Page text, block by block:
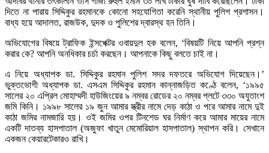
দিতে না পারায় সিদ্দিকুর রহমানকে কোনো সহযোগিতা করেনি স্থানীয় পুলিশ প্রশাসন।
বাধ্য হয়ে আদালত, রাজউক, দুদক ও পুলিশের দ্বারস্থ হন তিনি।
অভিযোগের বিষয়ে ট্রাফিক ইন্সপেক্টর ওবায়দুল হক বলেন, ‘বিষয়টি নিয়ে আপনি প্রশ্ন
করার কে? আপনি অনধিকার চর্চা করছেন। আপনাকে কিছু বলতে চাই না।
এ নিয়ে অধ্যাপক ডা. সিদ্দিকুর রহমান পুলিশ সদর দফতরে অভিযোগ দিয়েছেন।’
ভুক্তভোগী অধ্যাপক ডা. এসএম সিদ্দিকুর রহমান কান্নাজড়িত কণ্ঠে বলেন, ‘১৯৯৫
সালের ২০ এপ্রিল মোহাম্মদী হাউজিংয়ের ৯ নম্বর রোডের ২০ নম্বর প্লটে ৩৩০ অযুতাংশ
জমি কিনি। ১৯৯৮ সালের ১৯ জুন আমার স্ত্রীর নামে দেড় কাঠা ও পরে আমার নামে দুই
কাঠা জমির নামজারি হয়। ওই জমির ওপর টিনশেড ঘর নির্মাণ করে আমার মায়ের নামে
একটি দাতব্য হাসপাতাল (অজুফা খাতুন মেমোরিয়াল হাসপাতাল) স্থাপন করি। সেখানে
একজন কেয়ারটেকারও রাখি।